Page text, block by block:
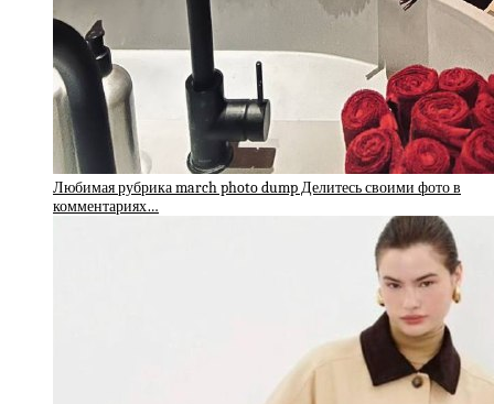
Любимая рубрика march photo dump Делитесь своими фото в
комментариях…